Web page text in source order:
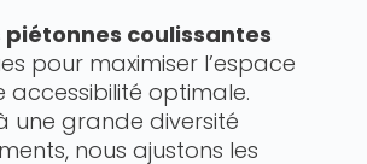
coulissantes
pour maximiser l’espace
accessibilité optimale.
une grande diversité
nous ajustons les